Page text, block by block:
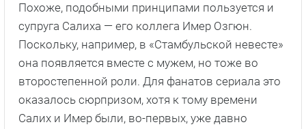
Похоже, подобными принципами пользуется и
супруга Салиха — его коллега Имер Озгюн.
Поскольку, например, в «Стамбульской невесте»
она появляется вместе с мужем, но тоже во
второстепенной роли. Для фанатов сериала это
оказалось сюрпризом, хотя к тому времени
Салих и Имер были, во-первых, уже давно